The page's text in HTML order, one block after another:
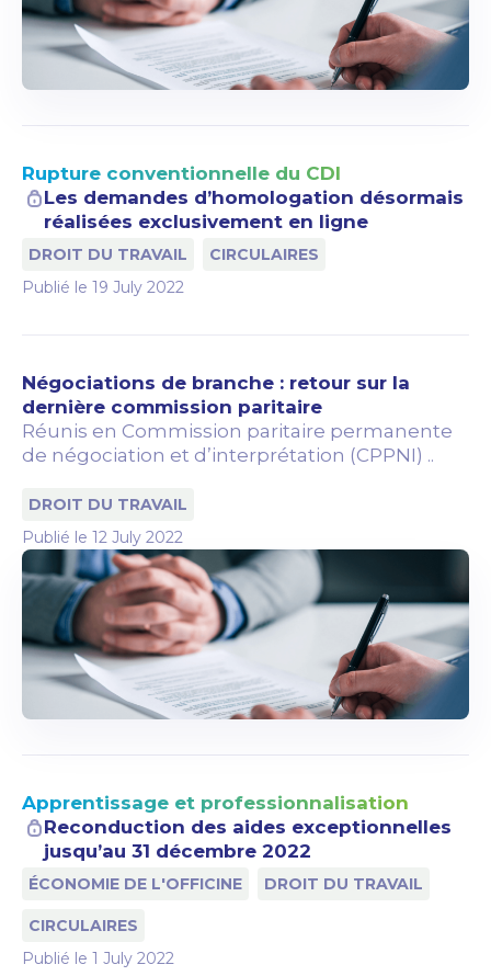
Rupture conventionnelle du CDI
Les demandes d’homologation désormais
réalisées exclusivement en ligne
DROIT DU TRAVAIL
CIRCULAIRES
Publié le 19 July 2022
Négociations de branche : retour sur la
dernière commission paritaire
Réunis en Commission paritaire permanente
de négociation et d’interprétation (CPPNI) ..
DROIT DU TRAVAIL
Publié le 12 July 2022
Apprentissage et professionnalisation
Reconduction des aides exceptionnelles
jusqu’au 31 décembre 2022
ÉCONOMIE DE L'OFFICINE DROIT DU TRAVAIL
CIRCULAIRES
Publié le 1 July 2022